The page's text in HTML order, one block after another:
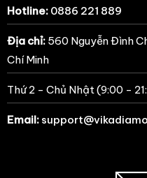
Hotline: 0886 221 889
Địa chỉ: 560 Nguyễn Đình
Chí Minh
Thứ 2 - Chủ Nhật (9:00 -
Email: